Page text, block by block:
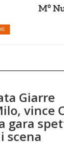
M°
Giarre
vince
gara
scena